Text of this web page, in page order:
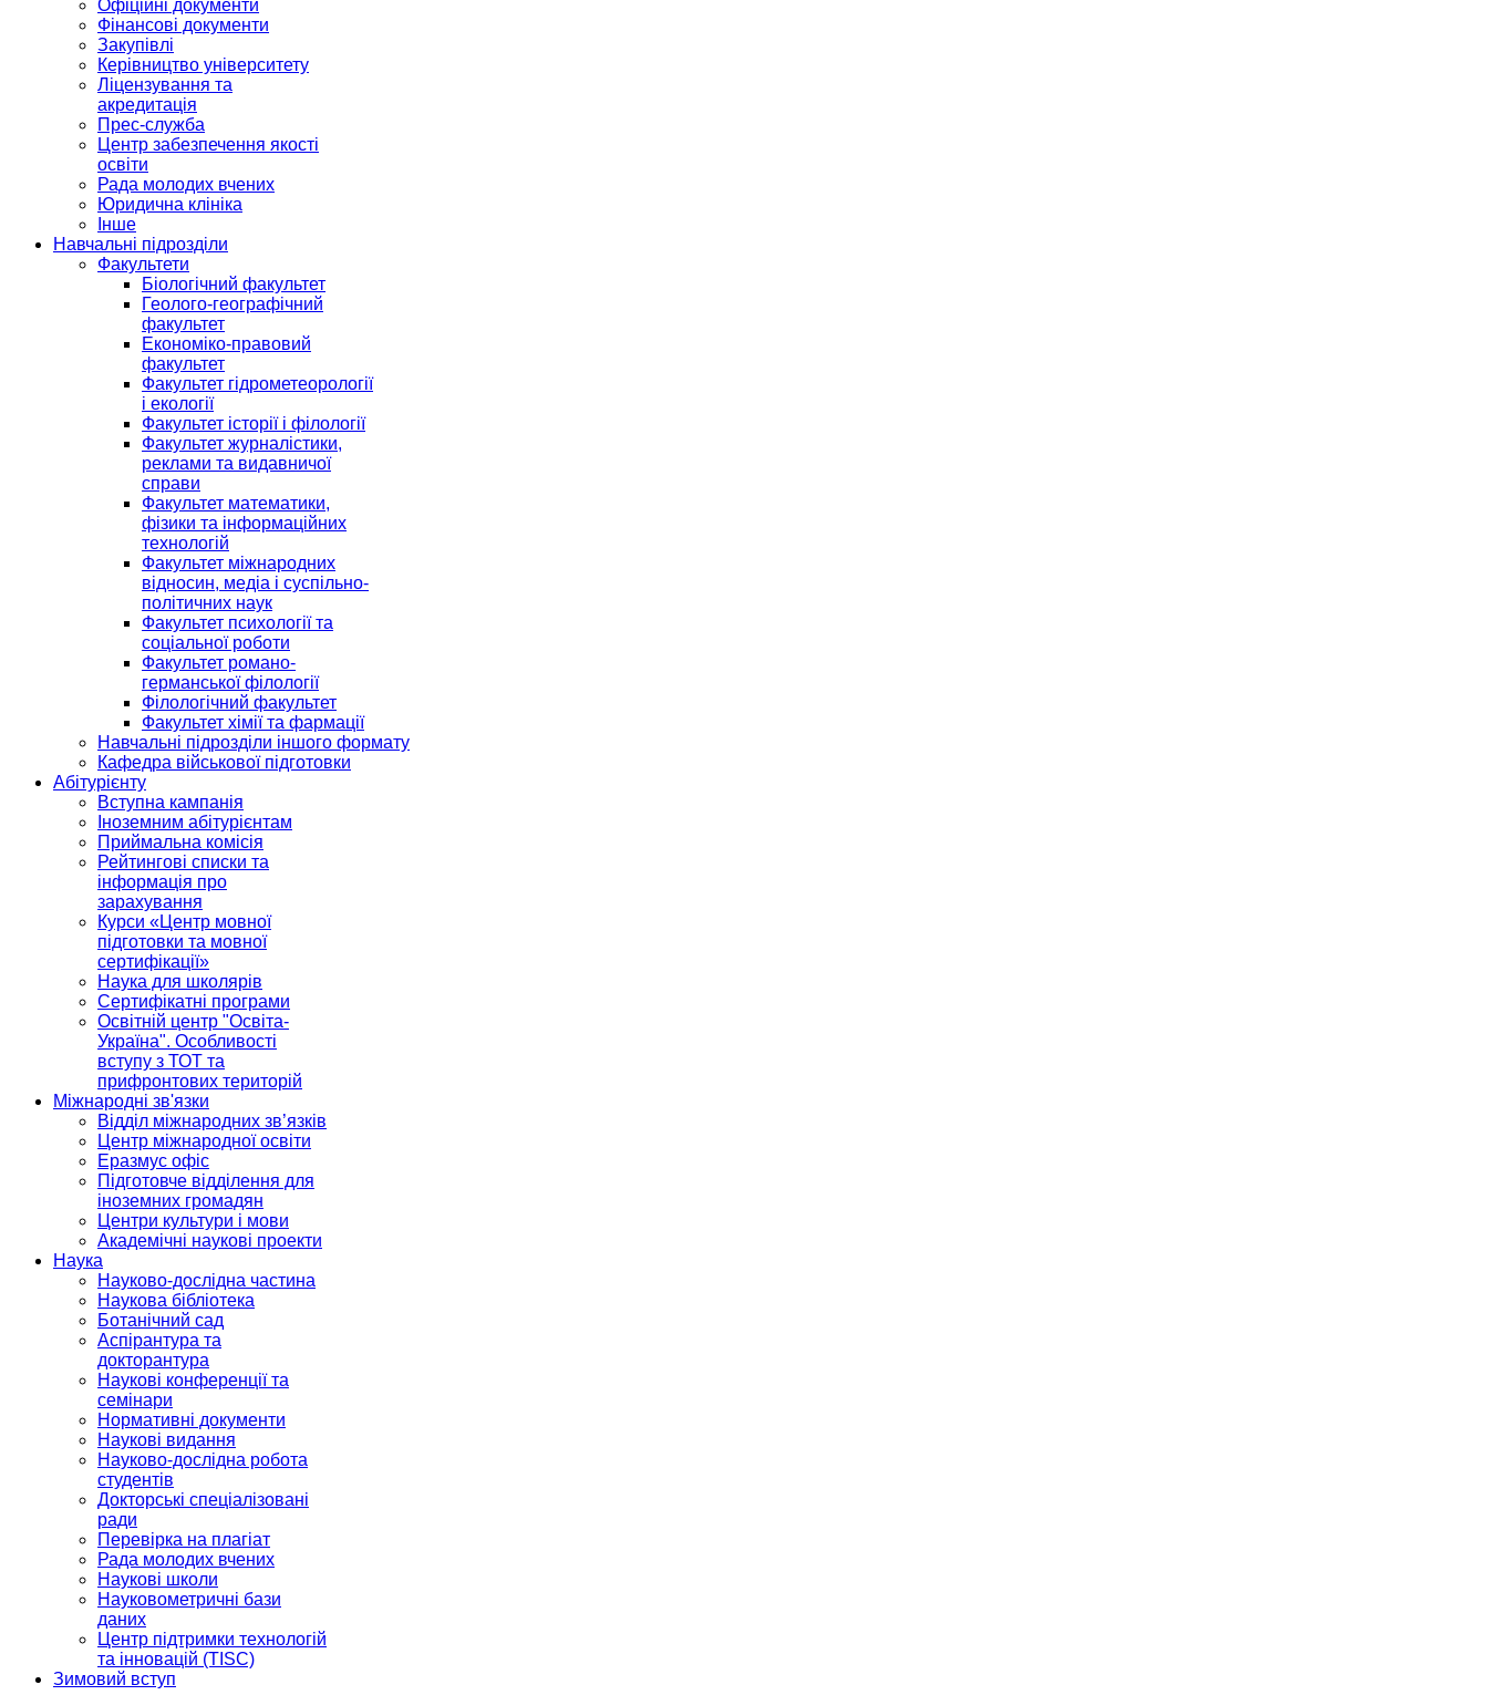
Офіційні документи
Фінансові документи
Закупівлі
Керівництво університету
Ліцензування та
акредитація
Прес-служба
Центр забезпечення якості
освіти
Рада молодих вчених
Юридична клініка
Інше
Навчальні підрозділи
Факультети
Біологічний факультет
Геолого-географічний
факультет
Економіко-правовий
факультет
Факультет гідрометеорології
і екології
Факультет історії і філології
Факультет журналістики,
реклами та видавничої
справи
Факультет математики,
фізики та інформаційних
технологій
Факультет міжнародних
відносин, медіа і суспільно-
політичних наук
Факультет психології та
соціальної роботи
Факультет романо-
германської філології
Філологічний факультет
Факультет хімії та фармації
Навчальні підрозділи іншого формату
Кафедра військової підготовки
Абітурієнту
Вступна кампанія
Іноземним абітурієнтам
Приймальна комісія
Рейтингові списки та
інформація про
зарахування
Курси «Центр мовної
підготовки та мовної
сертифікації»
Наука для школярів
Сертифікатні програми
Освітній центр "Освіта-
Україна". Особливості
вступу з ТОТ та
прифронтових територій
Міжнародні зв'язки
Відділ міжнародних зв’язків
Центр міжнародної освіти
Еразмус офіс
Підготовче відділення для
іноземних громадян
Центри культури і мови
Академічні наукові проекти
Наука
Науково-дослідна частина
Наукова бібліотека
Ботанічний сад
Аспірантура та
докторантура
Наукові конференції та
семінари
Нормативні документи
Наукові видання
Науково-дослідна робота
студентів
Докторські спеціалізовані
ради
Перевірка на плагіат
Рада молодих вчених
Наукові школи
Науковометричні бази
даних
Центр підтримки технологій
та інновацій (TISC)
Зимовий вступ